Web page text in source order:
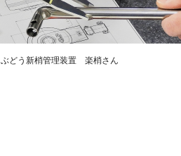
ぶどう新梢管理装置 楽梢さん